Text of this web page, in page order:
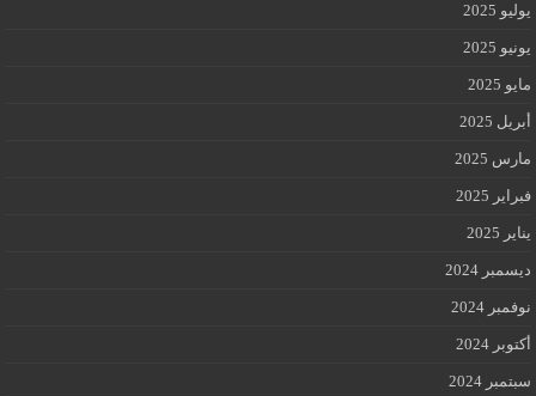
يوليو 2025
يونيو 2025
مايو 2025
أبريل 2025
مارس 2025
فبراير 2025
يناير 2025
ديسمبر 2024
نوفمبر 2024
أكتوبر 2024
سبتمبر 2024